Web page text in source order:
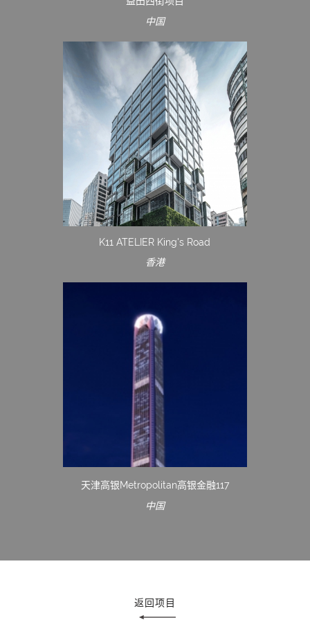
中国
K11 ATELIER King's Road
香港
天津高银Metropolitan高银金融117
中国
返回项目